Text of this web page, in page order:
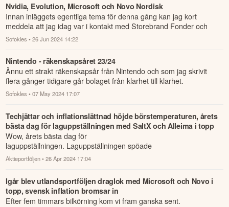
Nvidia, Evolution, Microsoft och Novo Nordisk
Innan inläggets egentliga tema för denna gång kan jag kort
meddela att jag idag var i kontakt med Storebrand Fonder och
därefter med Avanza ...
Sofokles • 26 Jun 2024 14:22
Nintendo - räkenskapsåret 23/24
Ännu ett strakt räkenskapsår från Nintendo och som jag skrivit
flera gånger tidigare går bolaget från klarhet till klarhet.
Sofokles • 07 May 2024 17:07
Techjättar och inflationslättnad höjde börstemperaturen, årets
bästa dag för laguppställningen med SaltX och Alleima i topp
Wow, årets bästa dag för
laguppställningen. Laguppställningen spöade
båda Stockholmsindexen; breda index stängde på +1,58% och
storbolagsind...
Aktieportföljen • 26 Apr 2024 17:04
Igår blev utlandsportföljen draglok med Microsoft och Novo i
topp, svensk inflation bromsar in
Efter fem timmars bilkörning kom vi fram ganska sent.